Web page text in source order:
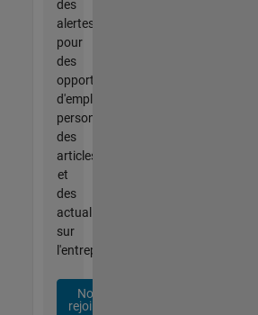
des
alertes
pour
des
opportunités
d'emploi
personnalisées,
des
articles
et
des
actualités
sur
l'entreprise.
Nous
rejoindre